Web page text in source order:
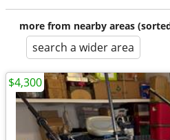
more from nearby areas
search a wider area
$4,300